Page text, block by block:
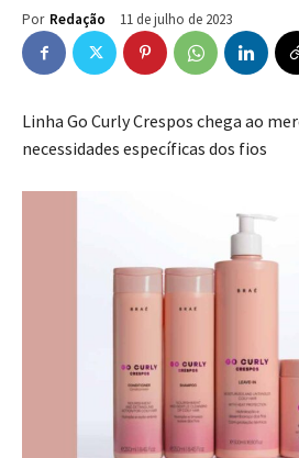
Por Redação 11 de julho de 2023
Linha Go Curly Crespos chega ao
necessidades específicas dos fios